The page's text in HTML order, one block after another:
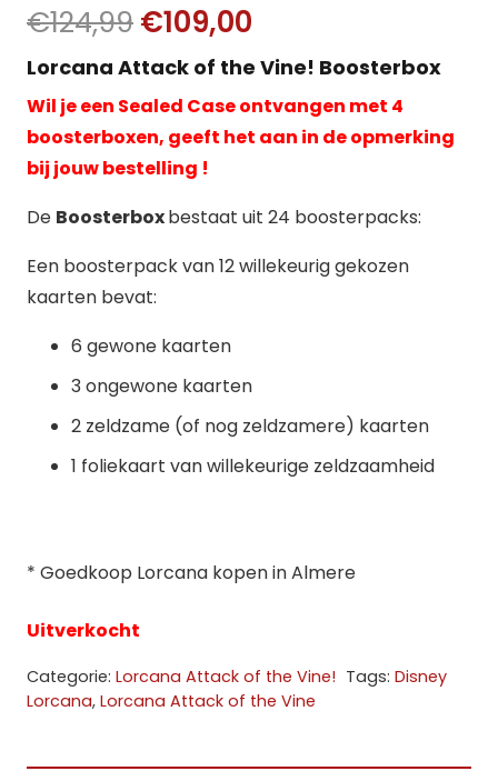
€124,99Oorspronkelijke
prijs
was:
€124,99.
€109,00
prijs
is:
€109,00.
Lorcana Attack of the Vine! Boosterbox
Wil je een Sealed Case ontvangen met 4
boosterboxen, geeft het aan in de opmerking
bij jouw bestelling !
De Boosterboxbestaat uit 24 boosterpacks:
Een boosterpack van 12 willekeurig gekozen
kaarten bevat:
6 gewone kaarten
3 ongewone kaarten
2 zeldzame (of nog zeldzamere) kaarten
1 foliekaart van willekeurige zeldzaamheid
* Goedkoop Lorcana kopen in Almere
Uitverkocht
Categorie: Lorcana Attack of the Vine! Tags: Disney
Lorcana, Lorcana Attack of the Vine